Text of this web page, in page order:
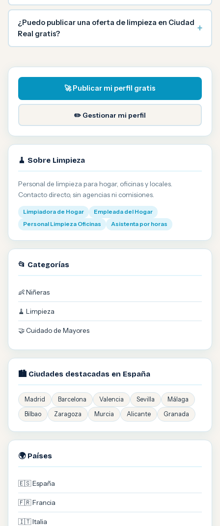
¿Puedo publicar una oferta de limpieza en Ciudad
Real gratis?
+
🚀 Publicar mi perfil gratis
✏️ Gestionar mi perfil
🧹 Sobre Limpieza
Personal de limpieza para hogar, oficinas y locales.
Contacto directo, sin agencias ni comisiones.
Limpiadora de Hogar
Empleada del Hogar
Personal Limpieza Oficinas
Asistenta por horas
📂 Categorías
👶 Niñeras
🧹 Limpieza
🤝 Cuidado de Mayores
🏙️ Ciudades destacadas en España
Madrid Barcelona Valencia Sevilla
Málaga
Bilbao
Zaragoza Murcia Alicante Granada
🌍 Países
🇪🇸 España
🇫🇷 Francia
🇮🇹 Italia